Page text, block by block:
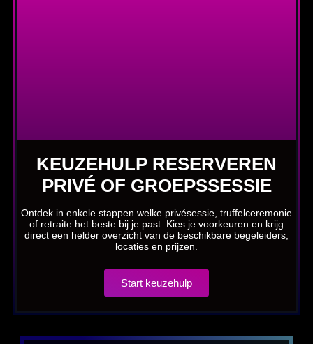
KEUZEHULP RESERVEREN
PRIVÉ OF GROEPSSESSIE
Ontdek in enkele stappen welke privésessie, truffelceremonie
of retraite het beste bij je past. Kies je voorkeuren en krijg
direct een helder overzicht van de beschikbare begeleiders,
locaties en prijzen.
Start keuzehulp